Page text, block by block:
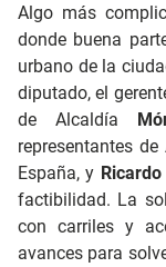
Algo más
donde buena
urbano de la
diputado, el
de Alcaldía
representantes
España, y
factibilidad. La
con carriles y
avances para